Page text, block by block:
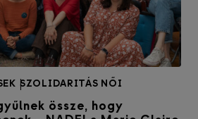
|
SZOLIDARITÁS NŐI
össze, hogy